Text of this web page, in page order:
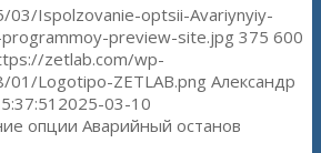
Ispolzovanie-optsii-Avariynyiy-
preview-site.jpg 375 600
zetlab.com/wp-
Logotipo-ZETLAB.png Александр
2025-03-10
опции Аварийный останов